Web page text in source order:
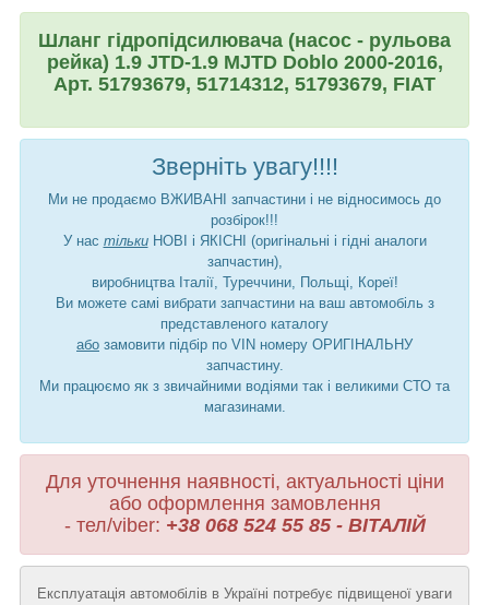
Шланг гідропідсилювача (насос - рульова
рейка) 1.9 JTD-1.9 MJTD Doblo 2000-2016,
Арт. 51793679, 51714312, 51793679, FIAT
Зверніть увагу!!!!
Ми не продаємо ВЖИВАНІ запчастини і не відносимось до
розбірок!!!
У нас тількиНОВІ і ЯКІСНІ (оригінальні і гідні аналоги
запчастин),
виробництва Італії, Туреччини, Польщі, Кореї!
Ви можете самі вибрати запчастини на ваш автомобіль з
представленого каталогу
або замовити підбір по VIN номеру ОРИГІНАЛЬНУ
запчастину.
Ми працюємо як з звичайними водіями так і великими СТО та
магазинами.
Для уточнення наявності, актуальності ціни
або оформлення замовлення
- тел/viber: +38 068 524 55 85 - ВІТАЛІЙ
Експлуатація автомобілів в Україні потребує підвищеної уваги